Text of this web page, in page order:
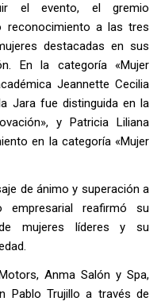
el evento, el gremio
reconocimiento a las tres
destacadas en sus
En la categoría «Mujer
Jeannette Cecilia
Jara fue distinguida en la
y Patricia Liliana
en la categoría «Mujer
de ánimo y superación a
reafirmó su
mujeres líderes y su
Anma Salón y Spa,
Pablo Trujillo a través de